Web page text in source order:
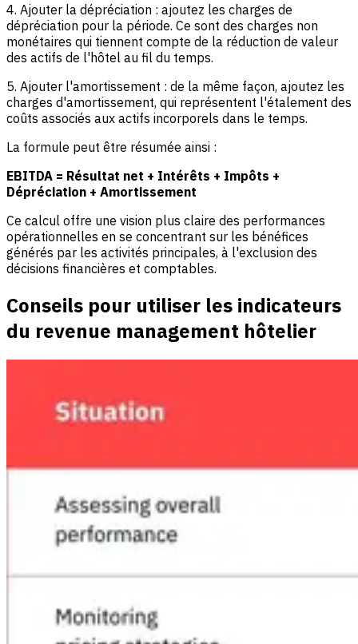
4. Ajouter la dépréciation : ajoutez les charges de
dépréciation pour la période. Ce sont des charges non
monétaires qui tiennent compte de la réduction de valeur
des actifs de l'hôtel au fil du temps.
5. Ajouter l'amortissement : de la même façon, ajoutez les
charges d'amortissement, qui représentent l'étalement des
coûts associés aux actifs incorporels dans le temps.
La formule peut être résumée ainsi :
EBITDA = Résultat net + Intérêts + Impôts +
Dépréciation + Amortissement
Ce calcul offre une vision plus claire des performances
opérationnelles en se concentrant sur les bénéfices
générés par les activités principales, à l'exclusion des
décisions financières et comptables.
Conseils pour utiliser les indicateurs
du revenue management hôtelier